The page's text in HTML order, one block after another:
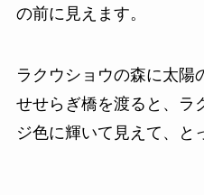
の前に見えます。
ラクウショウの森に太陽
せせらぎ橋を渡ると、ラ
ジ色に輝いて見えて、と